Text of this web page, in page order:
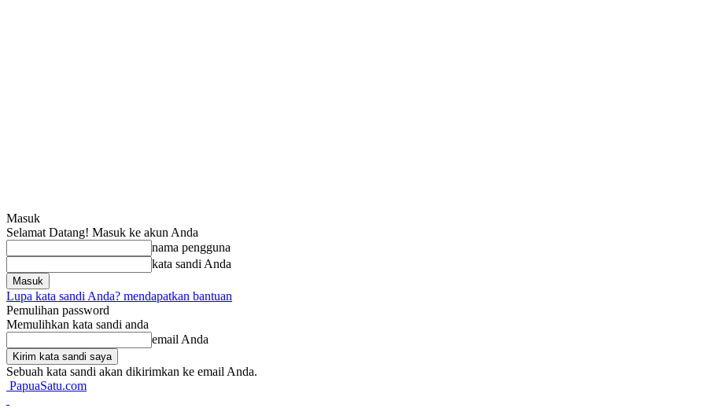
Masuk
Selamat Datang! Masuk ke akun Anda
nama pengguna
kata sandi Anda
Lupa kata sandi Anda? mendapatkan bantuan
Pemulihan password
Memulihkan kata sandi anda
email Anda
Sebuah kata sandi akan dikirimkan ke email Anda.
PapuaSatu.com